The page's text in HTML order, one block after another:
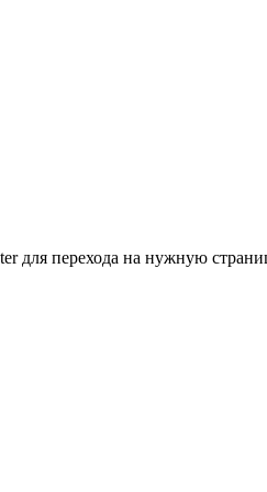
для перехода на нужную